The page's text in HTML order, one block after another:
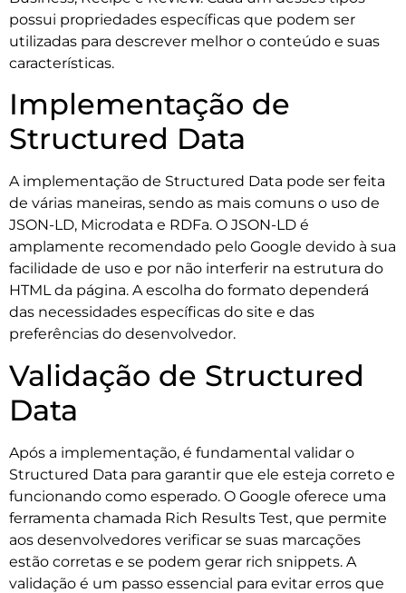
possui propriedades específicas que podem ser
utilizadas para descrever melhor o conteúdo e suas
características.
Implementação de
Structured Data
A implementação de Structured Data pode ser feita
de várias maneiras, sendo as mais comuns o uso de
JSON-LD, Microdata e RDFa. O JSON-LD é
amplamente recomendado pelo Google devido à sua
facilidade de uso e por não interferir na estrutura do
HTML da página. A escolha do formato dependerá
das necessidades específicas do site e das
preferências do desenvolvedor.
Validação de Structured
Data
Após a implementação, é fundamental validar o
Structured Data para garantir que ele esteja correto e
funcionando como esperado. O Google oferece uma
ferramenta chamada Rich Results Test, que permite
aos desenvolvedores verificar se suas marcações
estão corretas e se podem gerar rich snippets. A
validação é um passo essencial para evitar erros que